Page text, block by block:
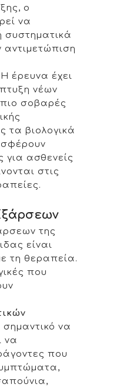
ο
να
συστηματικά
αντιμετώπιση
Η έρευνα έχει
νέων
σοβαρές
τα βιολογικά
για ασθενείς
στις
της
είναι
τη θεραπεία.
που
σημαντικό να
να
που